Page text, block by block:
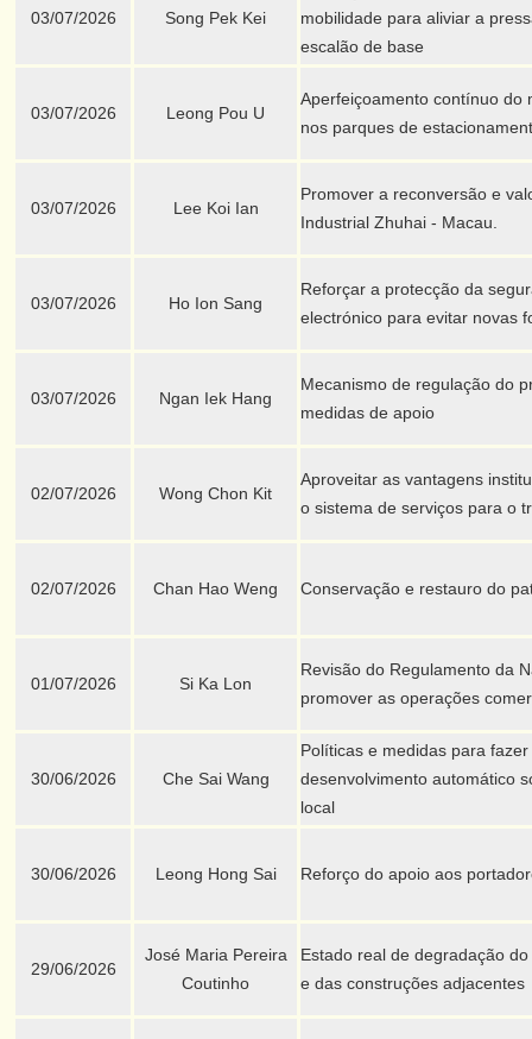
03/07/2026 Song Pek Kei
mobilidade para aliviar a
escalão de base
03/07/2026 Leong Pou U
Aperfeiçoamento contínuo do
nos parques de
03/07/2026 Lee Koi Ian
Promover a reconversão e
Industrial Zhuhai - Macau.
03/07/2026 Ho Ion Sang
Reforçar a protecção da
electrónico para evitar novas
03/07/2026 Ngan Iek Hang
Mecanismo de regulação do
medidas de apoio
02/07/2026 Wong Chon Kit
Aproveitar as vantagens
o sistema de serviços para o
02/07/2026 Chan Hao Weng Conservação e restauro do
01/07/2026 Si Ka Lon
Revisão do Regulamento da
promover as operações
30/06/2026 Che Sai Wang
Políticas e medidas para
desenvolvimento automático
local
30/06/2026 Leong Hong Sai Reforço do apoio aos
29/06/2026
José Maria Pereira
Coutinho
Estado real de degradação
e das construções adjacentes